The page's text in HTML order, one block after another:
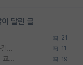
달린 글
21
왜 후배가 못하는걸 교수님은 내 책임으로 돌리는걸까요? 11
SSH 박사과정을 그만두고 지방대 박사로 옮기면 교수의 꿈은 끝일까요? 19